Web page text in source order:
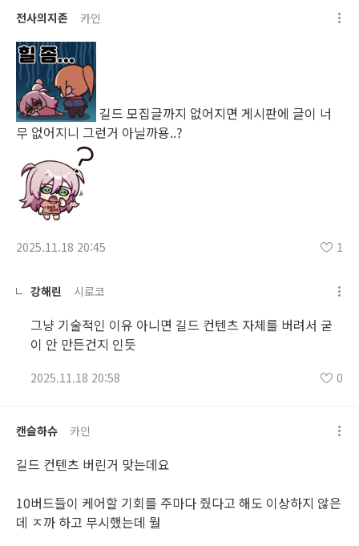
전사의지존 카인
길드 모집글까지 없어지면 게시판에 글이 너
무 없어지니 그런거 아닐까용..?
2025.11.18 20:45 1
강해린 시로코
그냥 기술적인 이유 아니면 길드 컨텐츠 자체를 버려서 굳
이 안 만든건지 인듯
2025.11.18 20:58 0
캔슬하슈 카인
길드 컨텐츠 버린거 맞는데요
10버드들이 케어할 기회를 주마다 줬다고 해도 이상하지 않은
데 ㅈ까 하고 무시했는데 뭘